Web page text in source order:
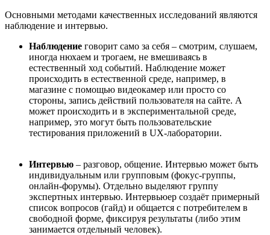
Основными методами качественных исследований являются
наблюдение и интервью.
Наблюдение говорит само за себя ‒ смотрим, слушаем,
иногда нюхаем и трогаем, не вмешиваясь в
естественный ход событий. Наблюдение может
происходить в естественной среде, например, в
магазине с помощью видеокамер или просто со
стороны, запись действий пользователя на сайте. А
может происходить и в экспериментальной среде,
например, это могут быть пользовательские
тестирования приложений в UX-лаборатории.
Интервью ‒ разговор, общение. Интервью может быть
индивидуальным или групповым (фокус-группы,
онлайн-форумы). Отдельно выделяют группу
экспертных интервью. Интервьюер создаёт примерный
список вопросов (гайд) и общается с потребителем в
свободной форме, фиксируя результаты (либо этим
занимается отдельный человек).